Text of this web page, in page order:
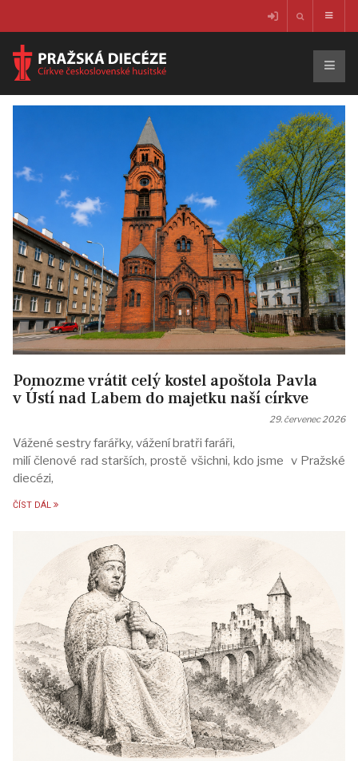
Pomozme vrátit celý kostel apoštola Pavla
v Ústí nad Labem do majetku naší církve
29. červenec 2026
Vážené sestry farářky, vážení bratři faráři,
milí členové rad starších, prostě všichni, kdo jsme v Pražské
diecézi,
ČÍST DÁL